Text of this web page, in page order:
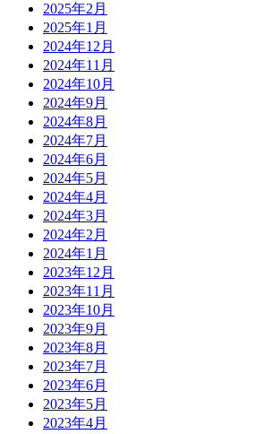
2025年2月
2025年1月
2024年12月
2024年11月
2024年10月
2024年9月
2024年8月
2024年7月
2024年6月
2024年5月
2024年4月
2024年3月
2024年2月
2024年1月
2023年12月
2023年11月
2023年10月
2023年9月
2023年8月
2023年7月
2023年6月
2023年5月
2023年4月